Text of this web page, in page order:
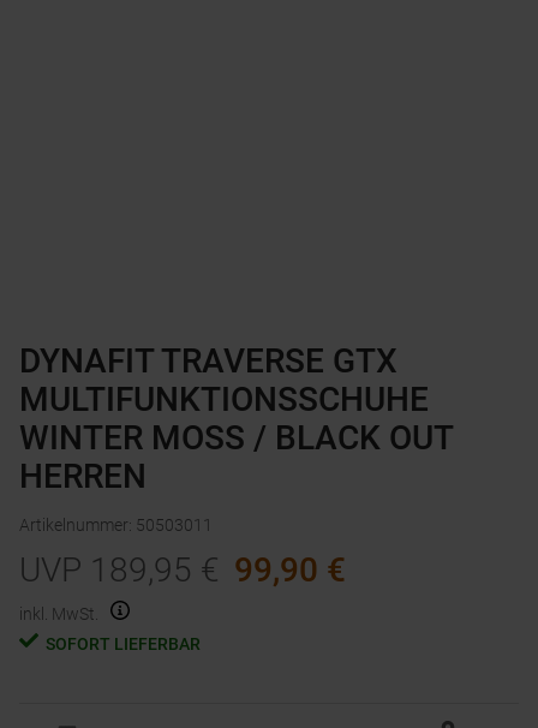
DYNAFIT TRAVERSE GTX
MULTIFUNKTIONSSCHUHE
WINTER MOSS / BLACK OUT
HERREN
Artikelnummer: 50503011
UVP 189,95 € 99,90 €
inkl. MwSt.
SOFORT LIEFERBAR